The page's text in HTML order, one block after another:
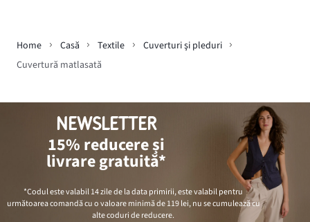
Home Casă Textile
Cuverturi şi pleduri
Cuvertură matlasată
NEWSLETTER
15% reducere și
livrare gratuită*
*Codul este valabil 14 zile de la data primirii, este valabil pentru
următoarea comandă cu o valoare minimă de119 lei, nu se cumulează cu
alte coduri de reducere.